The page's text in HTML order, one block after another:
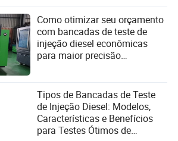
Como otimizar seu orçamento
com bancadas de teste de
injeção diesel econômicas
para maior precisão
Tipos de Bancadas de Teste
de Injeção Diesel: Modelos,
Características e Benefícios
para Testes Ótimos de